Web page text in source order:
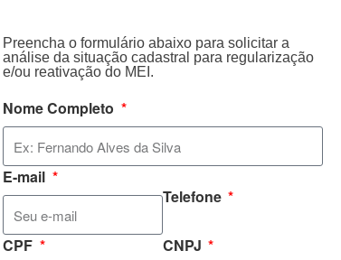
Preencha o formulário abaixo para solicitar a
análise da situação cadastral para regularização
e/ou reativação do MEI.
Nome Completo
E-mail
Telefone
CPF CNPJ